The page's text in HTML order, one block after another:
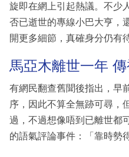
旋即在網上引起熱議。不少
否已逝世的專線小巴大亨，
開更多細節，真確身分仍有
馬亞木離世一年
有網民翻查舊聞後指出，早
序，因此不算全無跡可尋，
過，不過想像唔到已離世都
的語氣評論事件：「靠時勢